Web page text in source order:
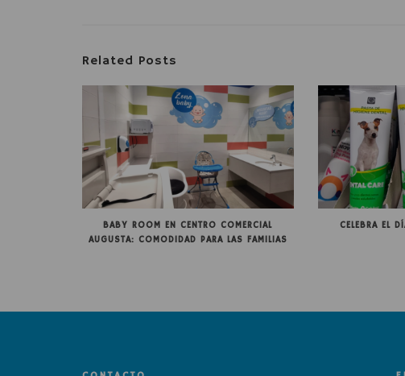
Related Posts
BABY ROOM EN CENTRO COMERCIAL
AUGUSTA: COMODIDAD PARA LAS FAMILIAS
CELEBRA EL